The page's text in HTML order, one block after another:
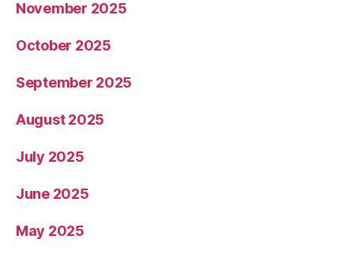
November 2025
October 2025
September 2025
August 2025
July 2025
June 2025
May 2025